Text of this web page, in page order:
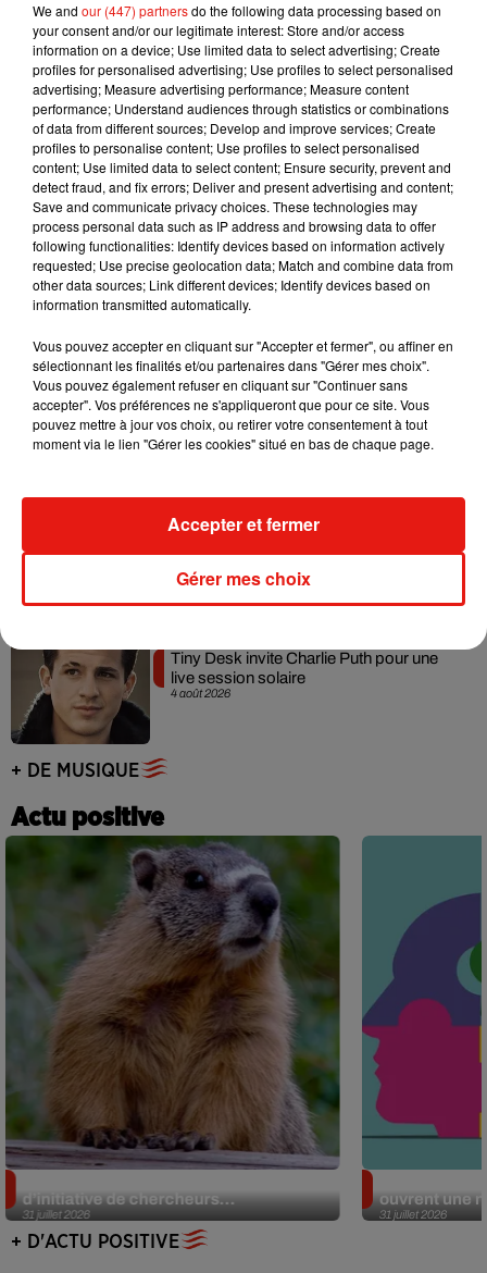
7 août 2026
Madonna sort enfin le remix de « Love
Sensation » avec Kylie Minogue
7 août 2026
Tayc et Didi B dévoilent le single le plus
dansant de l’année
7 août 2026
Angèle et Amélie Lens dévoilent leur
collaboration tant attendue
Becky G sur son nouveau single
4 août 2026
Tiny Desk invite Charlie Puth pour une
live session solaire
+ DE MUSIQUE
Actu positive
31 juillet 2026
d’initiative de chercheurs...
31 juillet 2026
ouvrent une
+ D'ACTU POSITIVE
We and our (447) partnersdo the following data processing based on
your consent and/or our legitimate interest: Store and/or access
information on a device; Use limited data to select advertising; Create
profiles for personalised advertising; Use profiles to select personalised
advertising; Measure advertising performance; Measure content
performance; Understand audiences through statistics or combinations
of data from different sources; Develop and improve services; Create
profiles to personalise content; Use profiles to select personalised
content; Use limited data to select content; Ensure security, prevent and
detect fraud, and fix errors; Deliver and present advertising and content;
Save and communicate privacy choices. These technologies may
process personal data such as IP address and browsing data to offer
following functionalities: Identify devices based on information actively
requested; Use precise geolocation data; Match and combine data from
other data sources; Link different devices; Identify devices based on
information transmitted automatically.
Vous pouvez accepter en cliquant sur "Accepter et fermer", ou affiner en
sélectionnant les finalités et/ou partenaires dans "Gérer mes choix".
Vous pouvez également refuser en cliquant sur "Continuer sans
accepter". Vos préférences ne s'appliqueront que pour ce site. Vous
pouvez mettre à jour vos choix, ou retirer votre consentement à tout
moment via le lien "Gérer les cookies" situé en bas de chaque page.
Gérer mes choix
Accepter et fermer